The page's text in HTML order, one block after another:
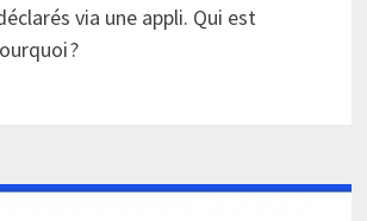
via une appli. Qui est
?